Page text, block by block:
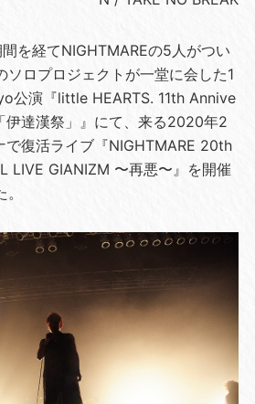
を経てNIGHTMAREの5人がつい
ロプロジェクトが一堂に会した1
公演『little HEARTS. 11th Annive
達漢祭」』にて、来る2020年2
で復活ライブ『NIGHTMARE 20th
LIVE GIANIZM 〜再悪〜』を開催